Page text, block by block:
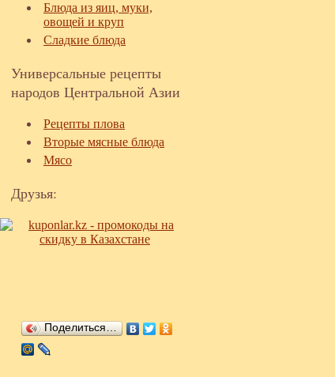
Блюда из яиц, муки,
овощей и круп
Сладкие блюда
Универсальные рецепты
народов Центральной Азии
Рецепты плова
Вторые мясные блюда
Мясо
Друзья:
Поделиться…